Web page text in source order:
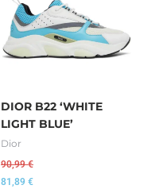
DIOR B22 ‘WHITE
LIGHT BLUE’
Dior
90,99€
81,89 €